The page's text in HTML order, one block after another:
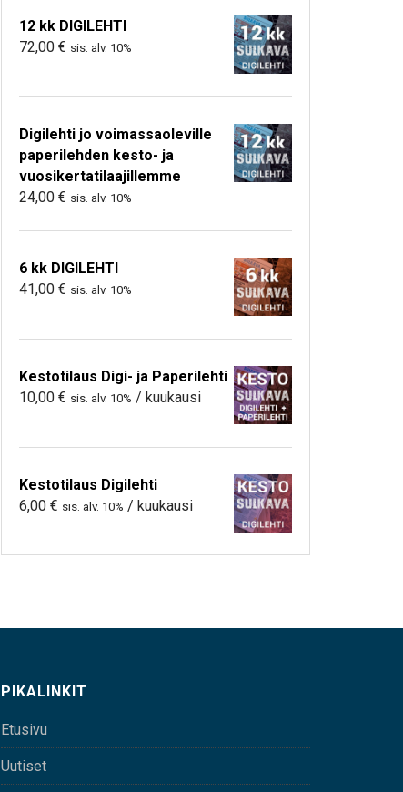
12 kk DIGILEHTI
72,00 € sis. alv. 10%
Digilehti jo voimassaoleville
paperilehden kesto- ja
vuosikertatilaajillemme
24,00 € sis. alv. 10%
6 kk DIGILEHTI
41,00 € sis. alv. 10%
Kestotilaus Digi- ja Paperilehti
10,00 € sis. alv. 10% / kuukausi
Kestotilaus Digilehti
6,00 € sis. alv. 10% / kuukausi
PIKALINKIT
Etusivu
Uutiset